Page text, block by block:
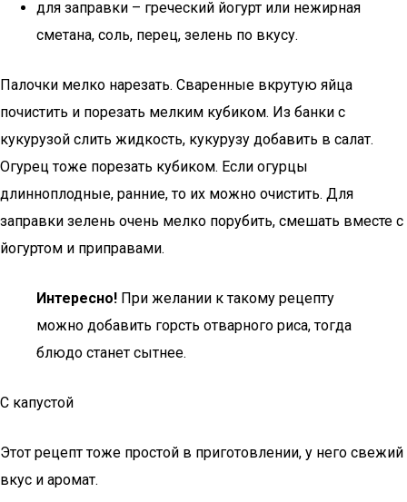
для заправки – греческий йогурт или нежирная
сметана, соль, перец, зелень по вкусу.
Палочки мелко нарезать. Сваренные вкрутую яйца
почистить и порезать мелким кубиком. Из банки с
кукурузой слить жидкость, кукурузу добавить в салат.
Огурец тоже порезать кубиком. Если огурцы
длинноплодные, ранние, то их можно очистить. Для
заправки зелень очень мелко порубить, смешать вместе с
йогуртом и приправами.
Интересно! При желании к такому рецепту
можно добавить горсть отварного риса, тогда
блюдо станет сытнее.
С капустой
Этот рецепт тоже простой в приготовлении, у него свежий
вкус и аромат.